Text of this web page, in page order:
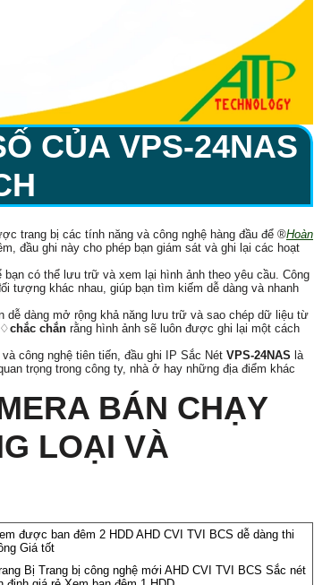
CỦA VPS-24NAS
trang bị các tính năng và công nghệ hàng đầu để ®️Hoàn
đầu ghi này cho phép bạn giám sát và ghi lại các hoạt
có thể lưu trữ và xem lại hình ảnh theo yêu cầu. Công
tượng khác nhau, giúp bạn tìm kiếm dễ dàng và nhanh
dễ dàng mở rộng khả năng lưu trữ và sao chép dữ liệu từ
chắc chắn rằng hình ảnh sẽ luôn được ghi lại một cách
công nghệ tiên tiến, đầu ghi IP Sắc Nét VPS-24NAS là
trọng trong công ty, nhà ở hay những địa điểm khác
BÁN CHẠY
LOẠI VÀ
được ban đêm 2 HDD AHD CVI TVI BCS dễ dàng thi
Giá tốt
Bị Trang bị công nghệ mới AHD CVI TVI BCS Sắc nét